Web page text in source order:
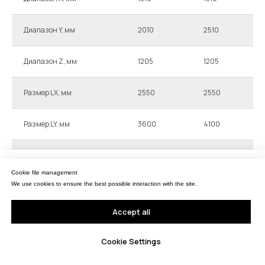
Диапазон Y, мм 2010 2510
Диапазон Z, мм 1205 1205
Размер LX, мм 2550 2550
Размер LY, мм 3600 4100
Масса, кг 11000
3600
2.6+L/450
Мы используем файлы cookie для обеспечения наилучшего взаимодействия с
сайтом.
Принять все
Настройки Cookie
Cookie file management
We use cookies to ensure the best possible interaction with the site.
Accept all
Cookie Settings